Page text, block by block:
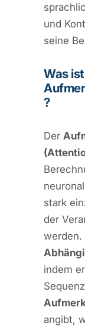
und
seine
Was
?
Der
stark
der
werden.
indem
angibt,